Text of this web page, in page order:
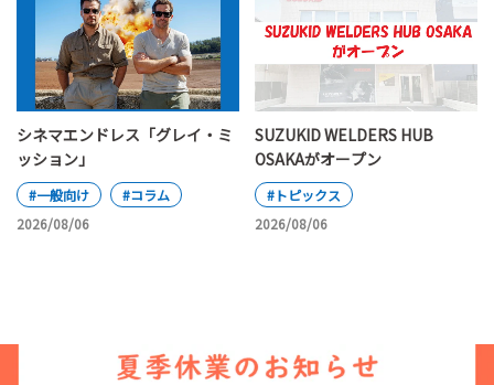
シネマエンドレス「グレイ・ミ
ッション」
#一般向け
#コラム
2026/08/06
SUZUKID WELDERS HUB
OSAKAがオープン
#トピックス
2026/08/06